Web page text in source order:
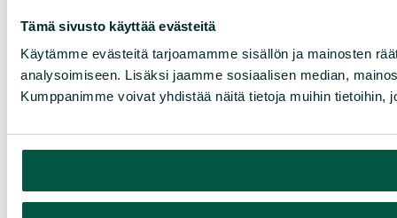
Tämä sivusto käyttää evästeitä
Käytämme evästeitä tarjoamamme sisällön ja mainosten
analysoimiseen. Lisäksi jaamme sosiaalisen median,
Kumppanimme voivat yhdistää näitä tietoja muihin tietoihin,